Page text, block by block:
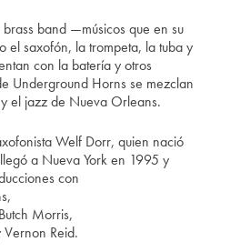
brass band —músicos que en su
elsaxofón, latrompeta, la tuba y
con la bateríay otros
Underground Hornsse mezclan
y el jazzde Nueva Orleans.
Welf Dorr,quien nació
llegó a Nueva York en 1995 y
con
Butch Morris,
Vernon Reid.